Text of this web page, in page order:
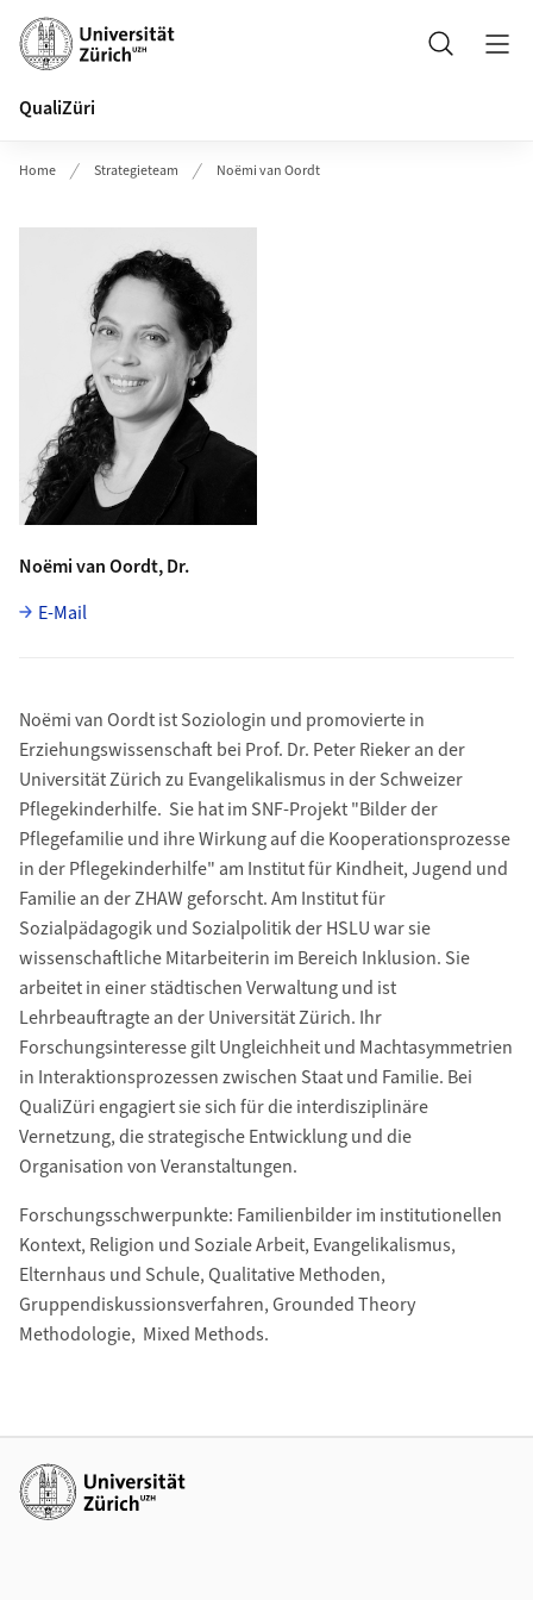
Header
Suche
QualiZüri
Home Strategieteam Noëmi van Oordt
Noëmi van Oordt, Dr.
E-Mail
Noëmi van Oordt ist Soziologin und promovierte in
Erziehungswissenschaft bei Prof. Dr. Peter Rieker an der
Universität Zürich zu Evangelikalismus in der Schweizer
Pflegekinderhilfe. Sie hat im SNF-Projekt "Bilder der
Pflegefamilie und ihre Wirkung auf die Kooperationsprozesse
in der Pflegekinderhilfe" am Institut für Kindheit, Jugend und
Familie an der ZHAW geforscht. Am Institut für
Sozialpädagogik und Sozialpolitik der HSLU war sie
wissenschaftliche Mitarbeiterin im Bereich Inklusion. Sie
arbeitet in einer städtischen Verwaltung und ist
Lehrbeauftragte an der Universität Zürich. Ihr
Forschungsinteresse gilt Ungleichheit und Machtasymmetrien
in Interaktionsprozessen zwischen Staat und Familie. Bei
QualiZüri engagiert sie sich für die interdisziplinäre
Vernetzung, die strategische Entwicklung und die
Organisation von Veranstaltungen.
Forschungsschwerpunkte: Familienbilder im institutionellen
Kontext, Religion und Soziale Arbeit, Evangelikalismus,
Elternhaus und Schule, Qualitative Methoden,
Gruppendiskussionsverfahren, Grounded Theory
Methodologie, Mixed Methods.
Weiterführende Links